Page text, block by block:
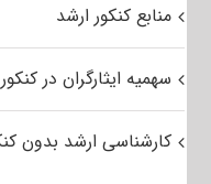
منابع کنکور ارشد
سهمیه ایثارگران در
کارشناسی ارشد بدون